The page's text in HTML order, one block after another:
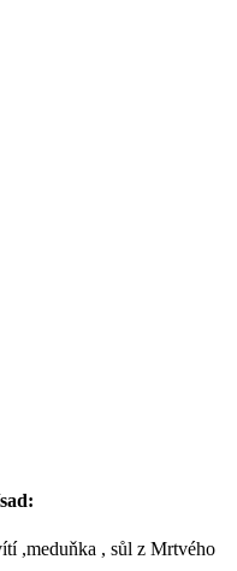
,meduňka , sůl z Mrtvého